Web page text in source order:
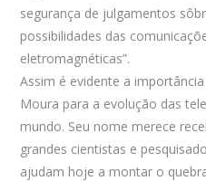
segurança de julgamentos
possibilidades das
eletromagnéticas”.
Assim é evidente a
Moura para a evolução das
mundo. Seu nome merece
grandes cientistas e
ajudam hoje a montar o